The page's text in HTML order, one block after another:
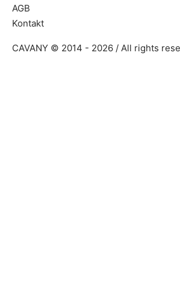
AGB
Kontakt
CAVANY © 2014 - 2026 / All rights